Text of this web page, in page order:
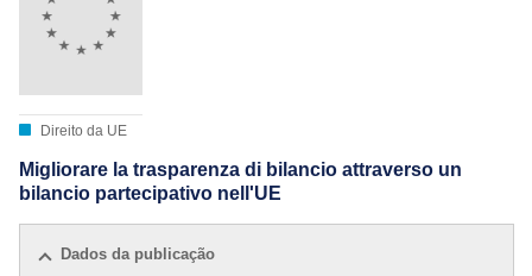
Direito da UE
Migliorare la trasparenza di bilancio attraverso un
bilancio partecipativo nell'UE
Dados da publicação